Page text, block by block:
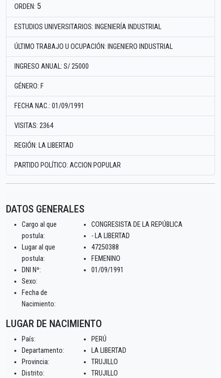
ORDEN: 5
ESTUDIOS UNIVERSITARIOS: INGENIERÍA INDUSTRIAL
ÚLTIMO TRABAJO U OCUPACIÓN: INGENIERO INDUSTRIAL
INGRESO ANUAL: S/ 25000
GÉNERO: F
FECHA NAC.: 01/09/1991
VISITAS: 2364
REGIÓN: LA LIBERTAD
PARTIDO POLÍTICO: ACCION POPULAR
DATOS GENERALES
Cargo al que
postula:
Lugar al que
postula:
DNI Nº:
Sexo:
Fecha de
Nacimiento:
CONGRESISTA DE LA REPÚBLICA
- LA LIBERTAD
47250388
FEMENINO
01/09/1991
LUGAR DE NACIMIENTO
País:
Departamento:
Provincia:
Distrito:
PERÚ
LA LIBERTAD
TRUJILLO
TRUJILLO